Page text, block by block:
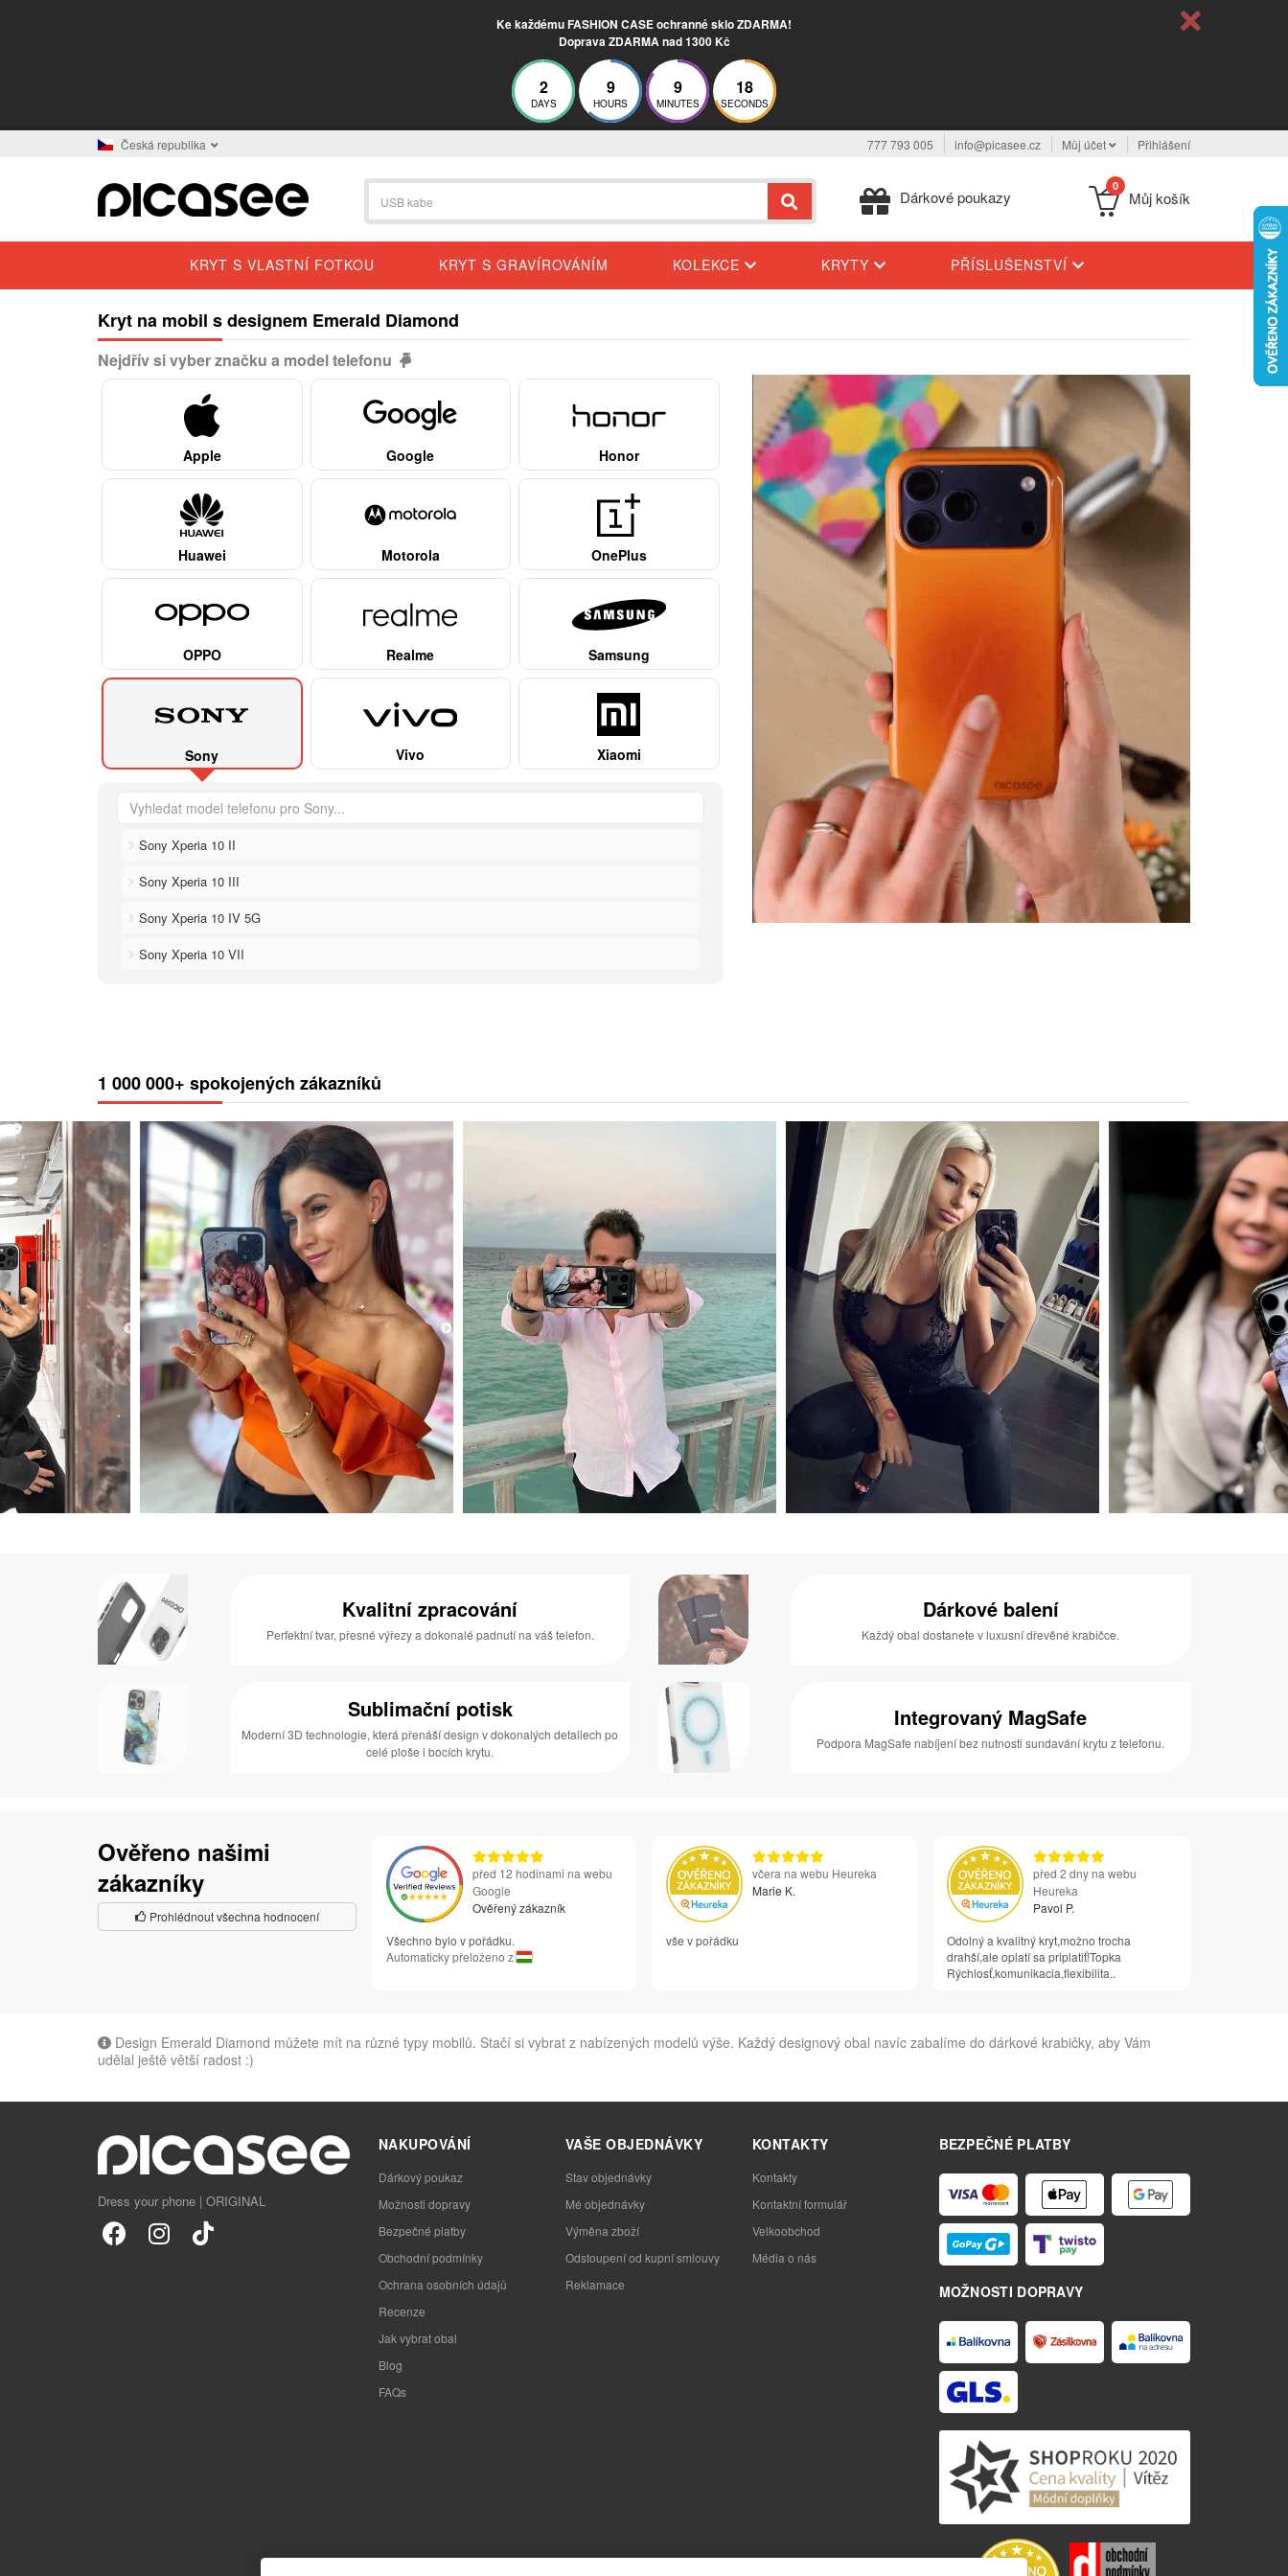
Ke každému FASHION CASE ochranné sklo ZDARMA!
Doprava ZDARMA nad 1300 Kč
2
DAYS
9
HOURS
9
MINUTES
17
SECONDS
Česká republika 777 793 005 info@picasee.cz Můj účet Přihlášení
Dárkové poukazy
0
Můj košík
KRYT S VLASTNÍ FOTKOU KRYT S GRAVÍROVÁNÍM KOLEKCE KRYTY PŘÍSLUŠENSTVÍ
Kryt na mobil s designem Emerald Diamond
Nejdřív si vyber značku a model telefonu
Apple Google Honor
Huawei Motorola OnePlus
OPPO Realme Samsung
Sony Vivo Xiaomi
Sony Xperia 10 II
Sony Xperia 10 III
Sony Xperia 10 IV 5G
Sony Xperia 10 VII
1 000 000+ spokojených zákazníků
Kvalitní zpracování
Perfektní tvar, přesné výřezy a dokonalé padnutí na váš telefon.
Dárkové balení
Každý obal dostanete v luxusní dřevěné krabičce.
Sublimační potisk
Moderní 3D technologie, která přenáší design v dokonalých detailech po
celé ploše i bocích krytu.
Integrovaný MagSafe
Podpora MagSafe nabíjení bez nutnosti sundavání krytu z telefonu.
Ověřeno našimi
zákazníky
Prohlédnout všechna hodnocení
před 12 hodinami na webu
Google
Ověřený zákazník
Všechno bylo v pořádku.
Automaticky přeloženo z
včera na webu Heureka
Marie K.
vše v pořádku
před 2 dny na webu
Heureka
Pavol P.
Odolný a kvalitný kryt,možno trocha
drahší,ale oplatí sa priplatiť!Topka
Rýchlosť,komunikacia,flexibilita..
Design Emerald Diamond můžete mít na různé typy mobilů. Stačí si vybrat z nabízených modelů výše. Každý designový obal navíc zabalíme do dárkové krabičky, aby Vám
udělal ještě větší radost :)
Dress your phone | ORIGINAL
BEZPEČNÉ PLATBY
MOŽNOSTI DOPRAVY
NAKUPOVÁNÍ
Dárkový poukaz
Možnosti dopravy
Bezpečné platby
Obchodní podmínky
Ochrana osobních údajů
Recenze
Jak vybrat obal
Blog
FAQs
VAŠE OBJEDNÁVKY
Stav objednávky
Mé objednávky
Výměna zboží
Odstoupení od kupní smlouvy
Reklamace
KONTAKTY
Kontakty
Kontaktní formulář
Velkoobchod
Média o nás